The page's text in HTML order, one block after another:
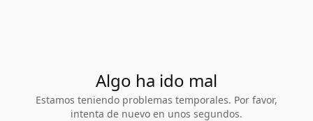
Algo ha ido mal
Estamos teniendo problemas temporales. Por favor,
intenta de nuevo en unos segundos.